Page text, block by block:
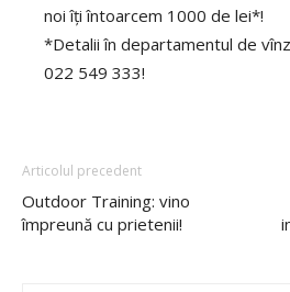
noi îți întoarcem 1000 de lei*!
*Detalii în departamentul de
022 549 333!
Articolul precedent
Outdoor Training: vino
împreună cu prietenii!